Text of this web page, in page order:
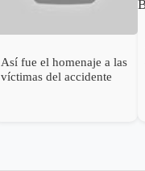
Así fue el homenaje a las
víctimas del accidente